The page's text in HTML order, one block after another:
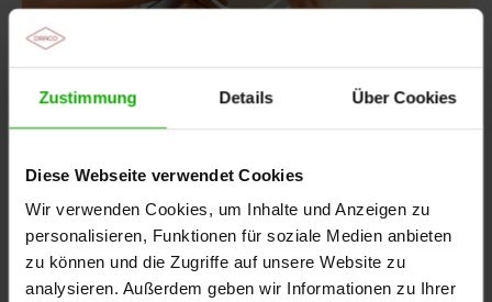
Zustimmung Details Über Cookies
Diese Webseite verwendet Cookies
Wir verwenden Cookies, um Inhalte und Anzeigen zu
personalisieren, Funktionen für soziale Medien anbieten
zu können und die Zugriffe auf unsere Website zu
analysieren. Außerdem geben wir Informationen zu Ihrer
Mit dem „W.A.R.-Score“ infektionsgefährdete
MFA, Pflegekräfte
Rüdiger Tillmann
Teilnahmebescheinigung